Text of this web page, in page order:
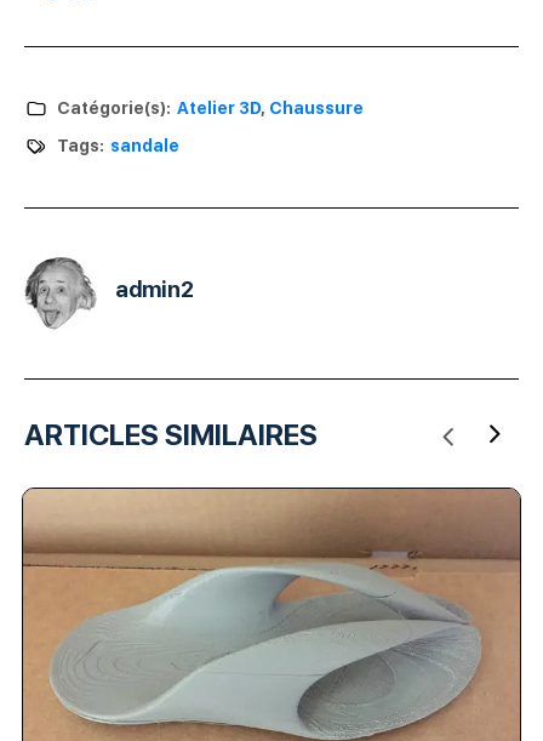
Catégorie(s): Atelier 3D, Chaussure
Tags: sandale
admin2
ARTICLES SIMILAIRES